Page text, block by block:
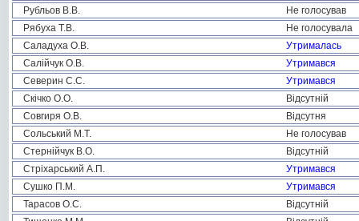
Рубльов В.В.
Не голосував
Рябуха Т.В.
Не голосувала
Саладуха О.В.
Утрималась
Салійчук О.В.
Утримався
Северин С.С.
Утримався
Скічко О.О.
Відсутній
Совгиря О.В.
Відсутня
Сольський М.Т.
Не голосував
Стернійчук В.О.
Відсутній
Стріхарський А.П.
Утримався
Сушко П.М.
Утримався
Тарасов О.С.
Відсутній